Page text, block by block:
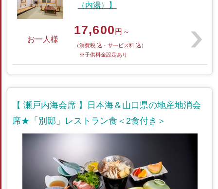
（内湯）】
お一人様
17,600円～
（消費税 込・サービス料 込）
※子供料金設定あり
【 瀬戸内海会席 】日本海＆山口県の地産地消会
席★「別邸」レストラン食＜2食付き＞